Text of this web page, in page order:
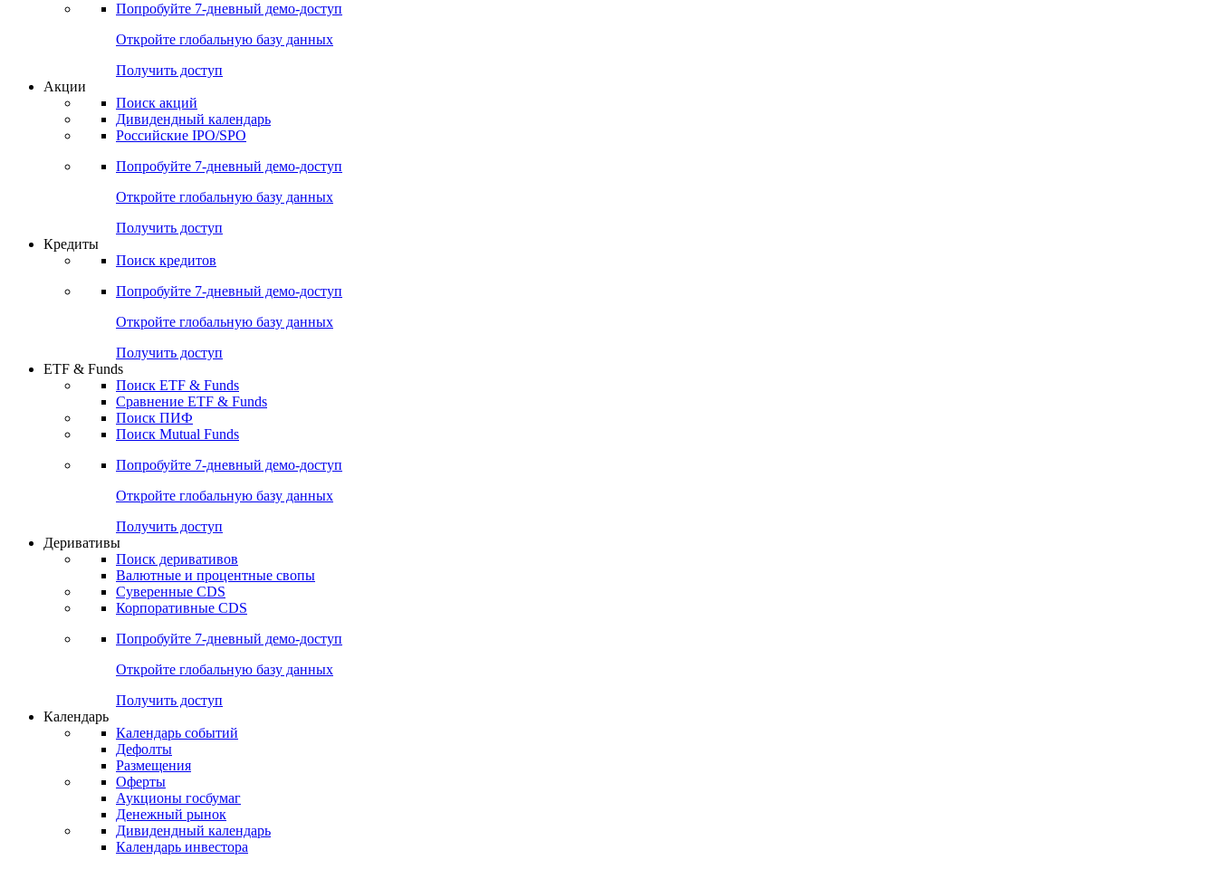
Попробуйте 7-дневный демо-доступ
Откройте глобальную базу данных
Получить доступ
Акции
Поиск акций
Дивидендный календарь
Российские IPO/SPO
Попробуйте 7-дневный демо-доступ
Откройте глобальную базу данных
Получить доступ
Кредиты
Поиск кредитов
Попробуйте 7-дневный демо-доступ
Откройте глобальную базу данных
Получить доступ
ETF & Funds
Поиск ETF & Funds
Сравнение ETF & Funds
Поиск ПИФ
Поиск Mutual Funds
Попробуйте 7-дневный демо-доступ
Откройте глобальную базу данных
Получить доступ
Деривативы
Поиск деривативов
Валютные и процентные свопы
Суверенные CDS
Корпоративные CDS
Попробуйте 7-дневный демо-доступ
Откройте глобальную базу данных
Получить доступ
Календарь
Календарь событий
Дефолты
Размещения
Оферты
Аукционы госбумаг
Денежный рынок
Дивидендный календарь
Календарь инвестора